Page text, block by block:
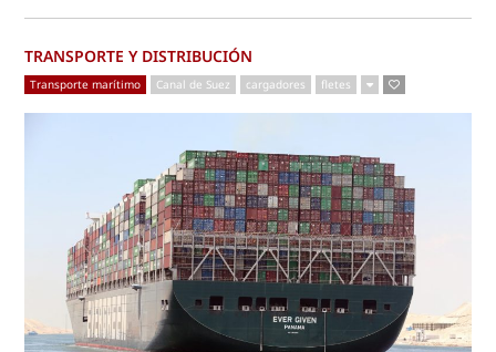
TRANSPORTE Y DISTRIBUCIÓN
Transporte marítimo Canal de Suez cargadores fletes